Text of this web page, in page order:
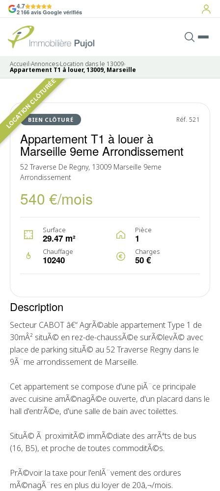
4.7
2 166 avis Google vérifiés
Accueil›Annonces›Location dans le 13009›
Appartement T1 à louer, 13009, Marseille
LOCATION CLÔTURÉE
BIEN CLÔTURÉ Réf. 521
Appartement T1 à louer à
Marseille 9eme Arrondissement
52 Traverse De Regny, 13009 Marseille 9eme
Arrondissement
540 €/mois
Surface
29.47 m²
Pièce
1
Chauffage
10240
Charges
50 €
LOUÉ
5 photos
Description
Secteur CABOT â€“ AgrÃ©able appartement Type 1 de
30mÂ² situÃ© en rez-de-chaussÃ©e surÃ©levÃ© avec
place de parking situÃ© au 52 Traverse Regny dans le
9Ã¨me arrondissement de Marseille.
Cet appartement se compose d'une piÃ¨ce principale
avec cuisine amÃ©nagÃ©e ouverte, d'un placard dans le
hall d'entrÃ©e, d'une salle de bain avec toilettes.
SituÃ© Ã proximitÃ© immÃ©diate des arrÃªts de bus
(16, B5), et proche de toutes commoditÃ©s.
PrÃ©voir la taxe pour l'enlÃ¨vement des ordures
mÃ©nagÃ¨res en plus du loyer de 20â‚¬/mois.